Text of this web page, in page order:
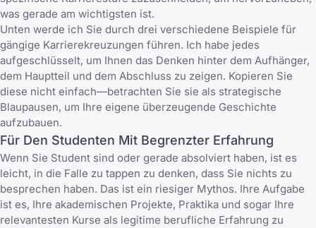
was gerade am wichtigsten ist.
Unten werde ich Sie durch drei verschiedene Beispiele für
gängige Karrierekreuzungen führen. Ich habe jedes
aufgeschlüsselt, um Ihnen das Denken hinter dem Aufhänger,
dem Hauptteil und dem Abschluss zu zeigen. Kopieren Sie
diese nicht einfach—betrachten Sie sie als strategische
Blaupausen, um Ihre eigene überzeugende Geschichte
aufzubauen.
Für Den Studenten Mit Begrenzter Erfahrung
Wenn Sie Student sind oder gerade absolviert haben, ist es
leicht, in die Falle zu tappen zu denken, dass Sie nichts zu
besprechen haben. Das ist ein riesiger Mythos. Ihre Aufgabe
ist es, Ihre akademischen Projekte, Praktika und sogar Ihre
relevantesten Kurse als legitime berufliche Erfahrung zu